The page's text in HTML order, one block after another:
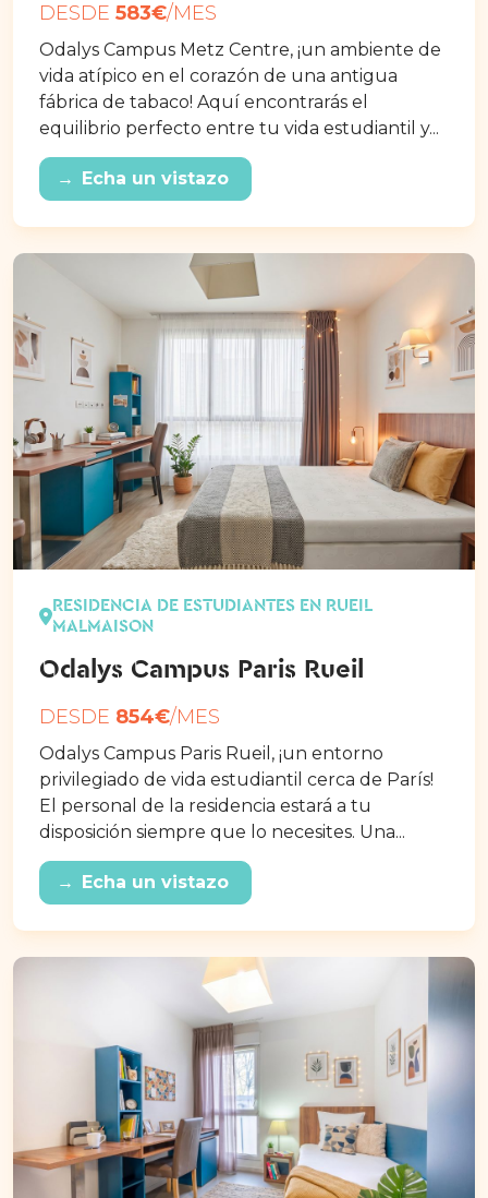
DESDE 583€/MES
Odalys Campus Metz Centre, ¡un ambiente de
vida atípico en el corazón de una antigua
fábrica de tabaco! Aquí encontrarás el
equilibrio perfecto entre tu vida estudiantil y...
→ Echa un vistazo
RESIDENCIA DE ESTUDIANTES EN RUEIL
MALMAISON
Odalys Campus Paris Rueil
DESDE 854€/MES
Odalys Campus Paris Rueil, ¡un entorno
privilegiado de vida estudiantil cerca de París!
El personal de la residencia estará a tu
disposición siempre que lo necesites. Una...
→ Echa un vistazo